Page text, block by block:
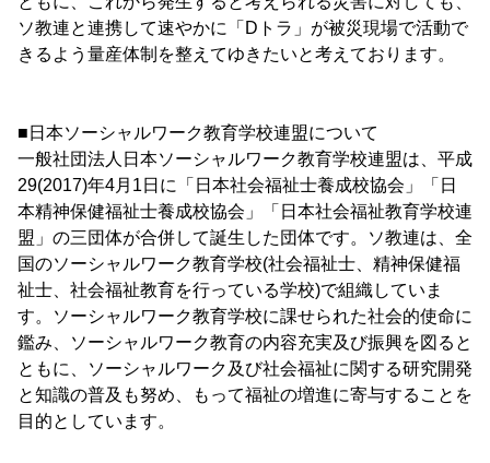
ソ教連と連携して速やかに「Dトラ」が被災現場で活動で
きるよう量産体制を整えてゆきたいと考えております。
■日本ソーシャルワーク教育学校連盟について
一般社団法人日本ソーシャルワーク教育学校連盟は、平成
29(2017)年4月1日に「日本社会福祉士養成校協会」「日
本精神保健福祉士養成校協会」「日本社会福祉教育学校連
盟」の三団体が合併して誕生した団体です。ソ教連は、全
国のソーシャルワーク教育学校(社会福祉士、精神保健福
祉士、社会福祉教育を行っている学校)で組織していま
す。ソーシャルワーク教育学校に課せられた社会的使命に
鑑み、ソーシャルワーク教育の内容充実及び振興を図ると
ともに、ソーシャルワーク及び社会福祉に関する研究開発
と知識の普及も努め、もって福祉の増進に寄与することを
目的としています。